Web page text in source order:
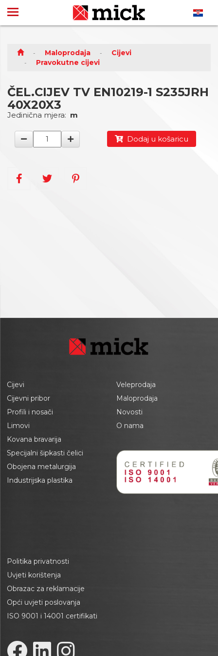
Maloprodaja
Cijevi
Pravokutne cijevi
ČEL.CIJEV TV EN10219-1 S235JRH
40X20X3
Jedinična mjera: m
Dodaj u košaricu
Cijevi
Cijevni pribor
Profili i nosači
Limovi
Kovana bravarija
Specijalni šipkasti čelici
Obojena metalurgija
Industrijska plastika
Veleprodaja
Maloprodaja
Novosti
O nama
Politika privatnosti
Uvjeti korištenja
Obrazac za reklamacije
Opći uvjeti poslovanja
ISO 9001 i 14001 certifikati